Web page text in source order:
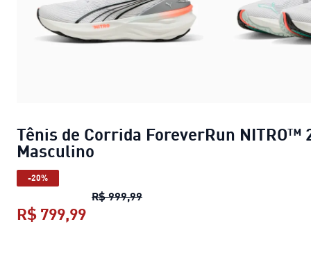
Tênis de Corrida ForeverRun NITRO™
Masculino
-20%
R$ 999,99Tênis de Corrida ForeverRun
R$ 799,99